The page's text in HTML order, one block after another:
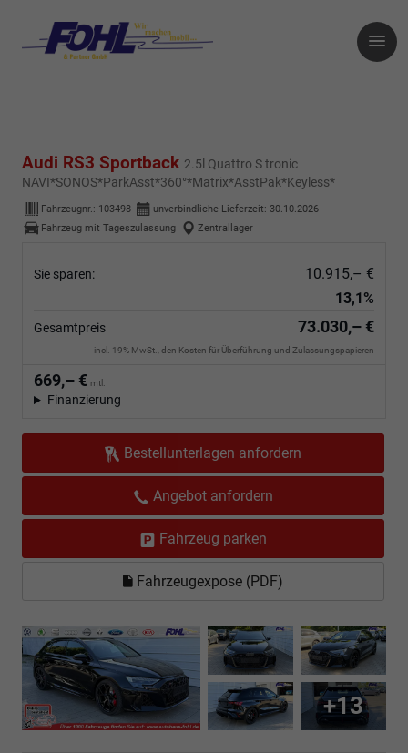
Audi RS3 Sportback 2.5l Quattro S tronic
NAVI*SONOS*ParkAsst*360°*Matrix*AsstPak*Keyless*
Fahrzeugnr.: 103498 unverbindliche Lieferzeit: 30.10.2026
Fahrzeug mit Tageszulassung
Zentrallager
Sie sparen:
10.915,– €
13,1%
Gesamtpreis 73.030,– €
incl. 19% MwSt., den Kosten für Überführung und Zulassungspapieren
669,– € mtl.
Finanzierung
Bestellunterlagen anfordern
Angebot anfordern
Fahrzeug parken
Fahrzeugexpose (PDF)
+13